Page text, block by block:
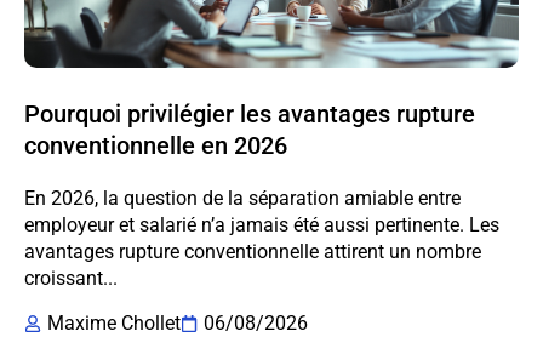
Pourquoi privilégier les avantages rupture
conventionnelle en 2026
En 2026, la question de la séparation amiable entre
employeur et salarié n’a jamais été aussi pertinente. Les
avantages rupture conventionnelle attirent un nombre
croissant...
Maxime Chollet
06/08/2026